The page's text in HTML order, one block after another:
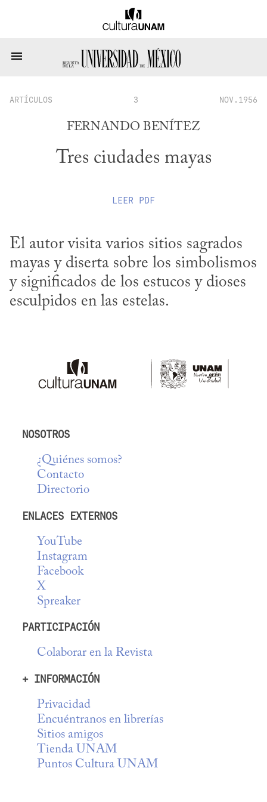
ARTÍCULOS 3 NOV.1956
FERNANDO BENÍTEZ
Tres ciudades mayas
LEER PDF
El autor visita varios sitios sagrados
mayas y diserta sobre los simbolismos
y significados de los estucos y dioses
esculpidos en las estelas.
NOSOTROS
¿Quiénes somos?
Contacto
Directorio
ENLACES EXTERNOS
YouTube
Instagram
Facebook
X
Spreaker
PARTICIPACIÓN
Colaborar en la Revista
+ INFORMACIÓN
Privacidad
Encuéntranos en librerías
Sitios amigos
Tienda UNAM
Puntos Cultura UNAM